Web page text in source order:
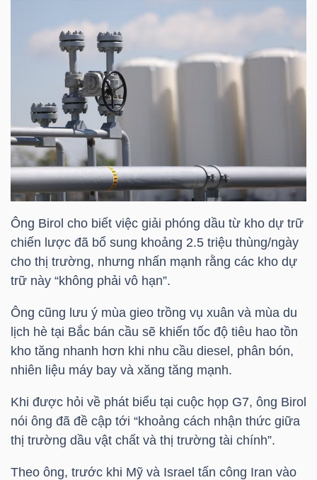
Ông Birol cho biết việc giải phóng dầu từ kho dự trữ
chiến lược đã bổ sung khoảng 2.5 triệu thùng/ngày
cho thị trường, nhưng nhấn mạnh rằng các kho dự
trữ này “không phải vô hạn”.
Ông cũng lưu ý mùa gieo trồng vụ xuân và mùa du
lịch hè tại Bắc bán cầu sẽ khiến tốc độ tiêu hao tồn
kho tăng nhanh hơn khi nhu cầu diesel, phân bón,
nhiên liệu máy bay và xăng tăng mạnh.
Khi được hỏi về phát biểu tại cuộc họp G7, ông Birol
nói ông đã đề cập tới “khoảng cách nhận thức giữa
thị trường dầu vật chất và thị trường tài chính”.
Theo ông, trước khi Mỹ và Israel tấn công Iran vào
HÀNG
HÓA
KINH
TẾ
THẾ
ĐÔNG
DƯƠNG